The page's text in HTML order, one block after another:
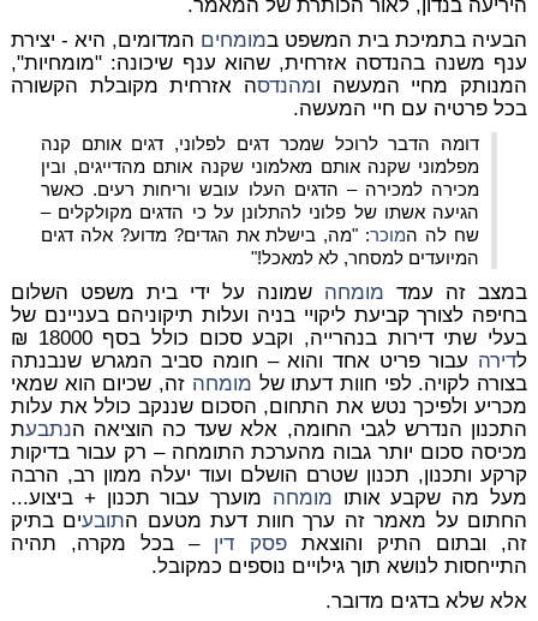
היריעה בנדון, לאור הכותרת של המאמר.
הבעיה בתמיכת בית המשפט במומחים המדומים, היא - יצירת
ענף משנה בהנדסה אזרחית, שהוא ענף שיכונה: "מומחיות",
המנותק מחיי המעשה ומהנדסה אזרחית מקובלת הקשורה
בכל פרטיה עם חיי המעשה.
דומה הדבר לרוכל שמכר דגים לפלוני, דגים אותם קנה
מפלמוני שקנה אותם מאלמוני שקנה אותם מהדייגים, ובין
מכירה למכירה – הדגים העלו עובש וריחות רעים. כאשר
הגיעה אשתו של פלוני להתלונן על כי הדגים מקולקלים –
שח לה המוכר: "מה, בישלת את הגדים? מדוע? אלה דגים
המיועדים למסחר, לא למאכל!"
במצב זה עמד מומחה שמונה על ידי בית משפט השלום
בחיפה לצורך קביעת ליקויי בניה ועלות תיקוניהם בעניינם של
בעלי שתי דירות בנהרייה, וקבע סכום כולל בסף 18000 ₪
לדירה עבור פריט אחד והוא – חומה סביב המגרש שנבנתה
בצורה לקויה. לפי חוות דעתו של מומחה זה, שכיום הוא שמאי
מכריע ולפיכך נטש את התחום, הסכום שננקב כולל את עלות
התכנון הנדרש לגבי החומה, אלא שעד כה הוציאה הנתבעת
מכיסה סכום יותר גבוה מהערכת התומחה – רק עבור בדיקות
קרקע ותכנון, תכנון שטרם הושלם ועוד יעלה ממון רב, הרבה
מעל מה שקבע אותו מומחה מוערך עבור תכנון + ביצוע...
החתום על מאמר זה ערך חוות דעת מטעם התובעים בתיק
זה, ובתום התיק והוצאתפסק דין – בכל מקרה, תהיה
התייחסות לנושא תוך גילויים נוספים כמקובל.
אלא שלא בדגים מדובר.